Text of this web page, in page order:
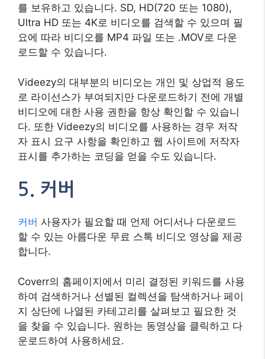
를 보유하고 있습니다. SD, HD(720 또는 1080),
Ultra HD 또는 4K로 비디오를 검색할 수 있으며 필
요에 따라 비디오를 MP4 파일 또는 .MOV로 다운
로드할 수 있습니다.
Videezy의 대부분의 비디오는 개인 및 상업적 용도
로 라이선스가 부여되지만 다운로드하기 전에 개별
비디오에 대한 사용 권한을 항상 확인할 수 있습니
다. 또한 Videezy의 비디오를 사용하는 경우 저작
자 표시 요구 사항을 확인하고 웹 사이트에 저작자
표시를 추가하는 코딩을 얻을 수도 있습니다.
5. 커버
커버 사용자가 필요할 때 언제 어디서나 다운로드
할 수 있는 아름다운 무료 스톡 비디오 영상을 제공
합니다.
Coverr의 홈페이지에서 미리 결정된 키워드를 사용
하여 검색하거나 선별된 컬렉션을 탐색하거나 페이
지 상단에 나열된 카테고리를 살펴보고 필요한 것
을 찾을 수 있습니다. 원하는 동영상을 클릭하고 다
운로드하여 사용하세요.